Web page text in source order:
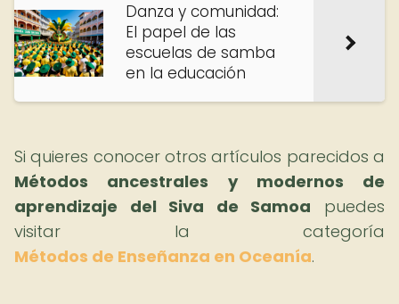
Danza y comunidad:
El papel de las
escuelas de samba
en la educación
Si quieres conocer otros artículos parecidos a
Métodos ancestrales y modernos de
aprendizaje del Siva de Samoa puedes
visitar la categoría
Métodos de Enseñanza en Oceanía.